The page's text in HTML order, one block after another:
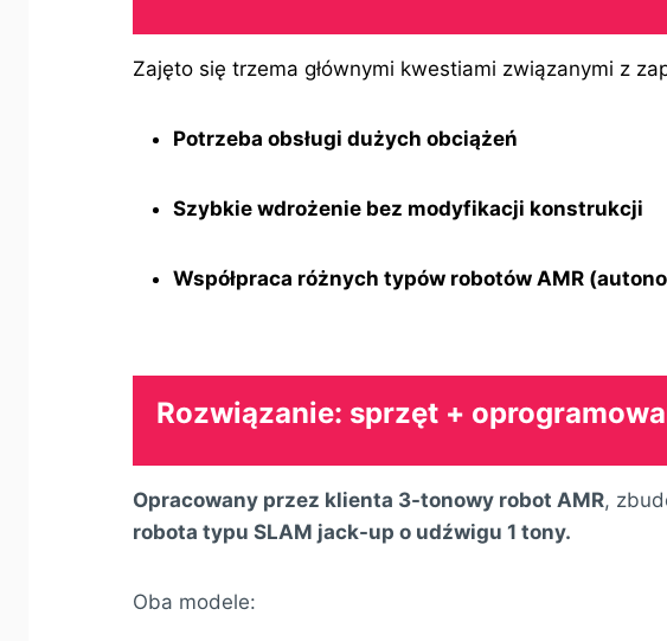
Zajęto się trzema głównymi kwestiami związanymi z
Potrzeba obsługi dużych obciążeń
Szybkie wdrożenie bez modyfikacji konstrukcji
Współpraca różnych typów robotów AMR
Rozwiązanie: sprzęt +
Opracowany przez klienta 3-tonowy robot AMR,
robota typu SLAM jack-up o udźwigu 1 tony.
Oba modele: